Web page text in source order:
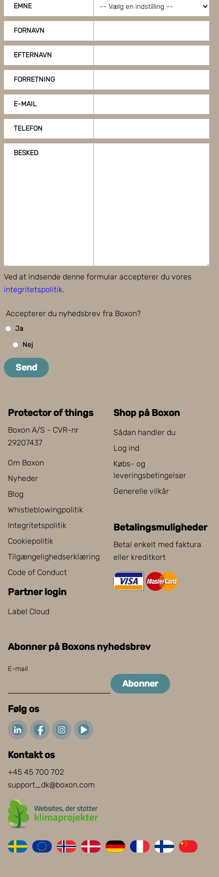
EMNE
FORNAVN
EFTERNAVN
FORRETNING
E-MAIL
TELEFON
BESKED
Ved at indsende denne formular accepterer du vores
integritetspolitik.
Accepterer du nyhedsbrev fra Boxon?
Ja
Nej
Send
Protector of things
Boxon A/S - CVR-nr
29207437
Om Boxon
Nyheder
Blog
Whistleblowingpolitik
Integritetspolitik
Cookiepolitik
Tilgængelighedserklæring
Code of Conduct
Partner login
Label Cloud
Shop på Boxon
Sådan handler du
Log ind
Købs- og
leveringsbetingelser
Generelle vilkår
Betalingsmuligheder
Betal enkelt med faktura
eller kreditkort
Abonner på Boxons nyhedsbrev
E-mail
Abonner
Følg os
Kontakt os
+45 45 700 702
support_dk@boxon.com